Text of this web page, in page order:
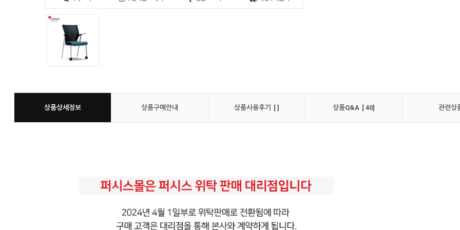
상품상세정보 상품구매안내 상품사용후기 [ ] 상품Q&A [ 40] 관련상